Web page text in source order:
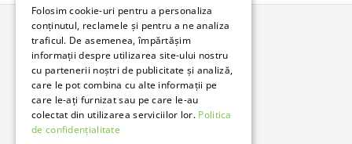
Bunzl Romania
Soluții complete pentru afacerea ta.
FacebookLinkedIn
Folosim cookie-uri pentru a personaliza
conținutul, reclamele și pentru a ne analiza
traficul. De asemenea, împărtășim
informații despre utilizarea site-ului nostru
cu partenerii noștri de publicitate și analiză,
care le pot combina cu alte informații pe
care le-ați furnizat sau pe care le-au
colectat din utilizarea serviciilor lor. Politica
de confidențialitate